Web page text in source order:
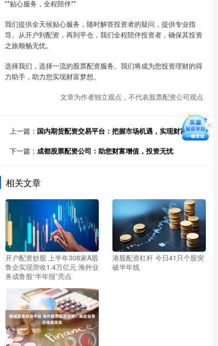
**贴心服务，全程陪伴**
我们提供全天候贴心服务，随时解答投资者的疑问，提供专业指
导。从开户到配资，再到平仓，我们全程陪伴投资者，确保其投资
之旅顺畅无忧。
选择我们，选择一流的股票配资服务。我们将成为您投资理财的得
力助手，助力您实现财富梦想。
文章为作者独立观点，不代表股票配资公司观点
上一篇： 国内期货配资交易平台：把握市场机遇，实现财富增值
下一篇： 成都股票配资公司：助您财富增值，投资无忧
相关文章
开户配资炒股 上半年308家A股
鲁企实现营收1.4万亿元 海外业
务成鲁股“半年报”亮点
港股配资杠杆 今日41只个股突
破半年线